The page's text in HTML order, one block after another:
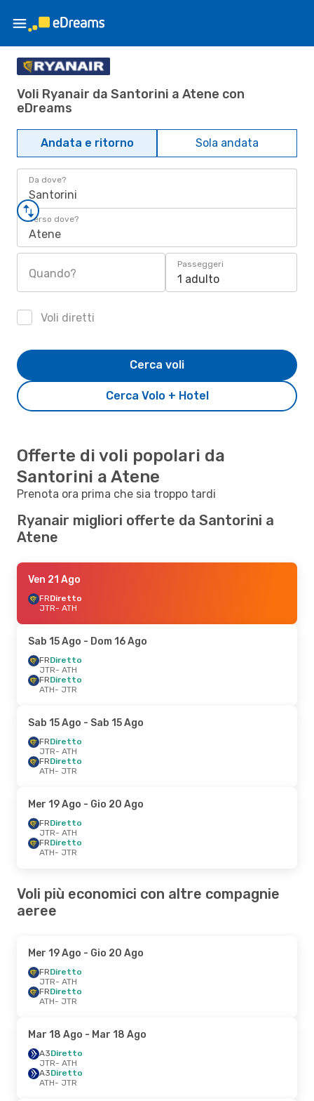
Voli Ryanair da Santorini a Atene con
eDreams
Andata e ritorno Sola andata
Da dove?
Santorini
Verso dove?
Atene
Quando?
Passeggeri
1 adulto
Voli diretti
Cerca Volo + Hotel
Cerca voli
Offerte di voli popolari da
Santorini a Atene
Prenota ora prima che sia troppo tardi
Ryanair migliori offerte da Santorini a
Atene
Ven 21 Ago
FRDiretto
JTR- ATH
Sab 15 Ago - Dom 16 Ago
FRDiretto
JTR- ATH
FRDiretto
ATH- JTR
Sab 15 Ago - Sab 15 Ago
FRDiretto
JTR- ATH
FRDiretto
ATH- JTR
Mer 19 Ago - Gio 20 Ago
FRDiretto
JTR- ATH
FRDiretto
ATH- JTR
Voli più economici con altre compagnie
aeree
Mer 19 Ago - Gio 20 Ago
FRDiretto
JTR- ATH
FRDiretto
ATH- JTR
Mar 18 Ago - Mar 18 Ago
A3Diretto
JTR- ATH
A3Diretto
ATH- JTR